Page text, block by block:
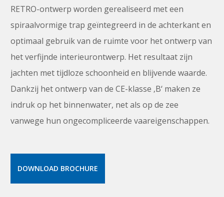
RETRO-ontwerp worden gerealiseerd met een
spiraalvormige trap geïntegreerd in de achterkant en
optimaal gebruik van de ruimte voor het ontwerp van
het verfijnde interieurontwerp. Het resultaat zijn
jachten met tijdloze schoonheid en blijvende waarde.
Dankzij het ontwerp van de CE-klasse ‚B‘ maken ze
indruk op het binnenwater, net als op de zee
vanwege hun ongecompliceerde vaareigenschappen.
DOWNLOAD BROCHURE